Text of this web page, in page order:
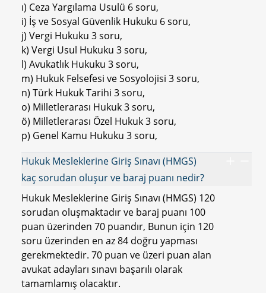
ı) Ceza Yargılama Usulü 6 soru,
i) İş ve Sosyal Güvenlik Hukuku 6 soru,
j) Vergi Hukuku 3 soru,
k) Vergi Usul Hukuku 3 soru,
l) Avukatlık Hukuku 3 soru,
m) Hukuk Felsefesi ve Sosyolojisi 3 soru,
n) Türk Hukuk Tarihi 3 soru,
o) Milletlerarası Hukuk 3 soru,
ö) Milletlerarası Özel Hukuk 3 soru,
p) Genel Kamu Hukuku 3 soru,
Hukuk Mesleklerine Giriş Sınavı (HMGS)
kaç sorudan oluşur ve baraj puanı nedir?
Hukuk Mesleklerine Giriş Sınavı (HMGS) 120
sorudan oluşmaktadır ve baraj puanı 100
puan üzerinden 70 puandır, Bunun için 120
soru üzerinden en az 84 doğru yapması
gerekmektedir. 70 puan ve üzeri puan alan
avukat adayları sınavı başarılı olarak
tamamlamış olacaktır.